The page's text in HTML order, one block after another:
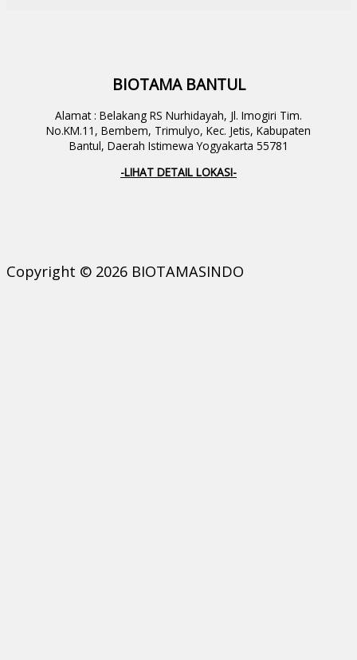
BIOTAMA BANTUL
Alamat : Belakang RS Nurhidayah, Jl. Imogiri Tim.
No.KM.11, Bembem, Trimulyo, Kec. Jetis, Kabupaten
Bantul, Daerah Istimewa Yogyakarta 55781
-LIHAT DETAIL LOKASI-
Copyright © 2026 BIOTAMASINDO